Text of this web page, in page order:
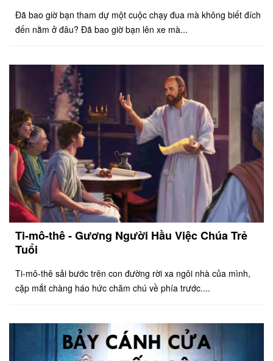
Đã bao giờ bạn tham dự một cuộc chạy đua mà không biết đích
đến nằm ở đâu? Đã bao giờ bạn lên xe mà...
Ti-mô-thê - Gương Người Hầu Việc Chúa Trẻ
Tuổi
Ti-mô-thê sải bước trên con đường rời xa ngôi nhà của mình,
cặp mắt chàng háo hức chăm chú về phía trước....